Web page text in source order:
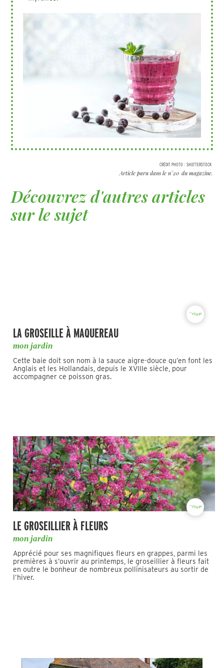
CRÉDIT PHOTO : SHUTTERSTOCK
Article paru dans le n°20 du magazine.
Découvrez d'autres articles
sur le sujet
LA GROSEILLE À MAQUEREAU
mon jardin
Cette baie doit son nom à la sauce aigre-douce qu’en font les
Anglais et les Hollandais, depuis le XVIIIe siècle, pour
accompagner ce poisson gras.
LE GROSEILLIER À FLEURS
mon jardin
Apprécié pour ses magnifiques fleurs en grappes, parmi les
premières à s’ouvrir au printemps, le groseillier à fleurs fait
en outre le bonheur de nombreux pollinisateurs au sortir de
l’hiver.